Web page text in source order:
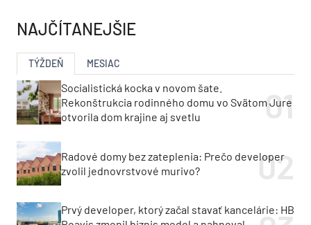
NAJČÍTANEJŠIE
TÝŽDEŇ MESIAC
Socialistická kocka v novom šate.
Rekonštrukcia rodinného domu vo Svätom Jure
otvorila dom krajine aj svetlu
Radové domy bez zateplenia: Prečo developer
zvolil jednovrstvové murivo?
Prvý developer, ktorý začal stavať kancelárie: HB